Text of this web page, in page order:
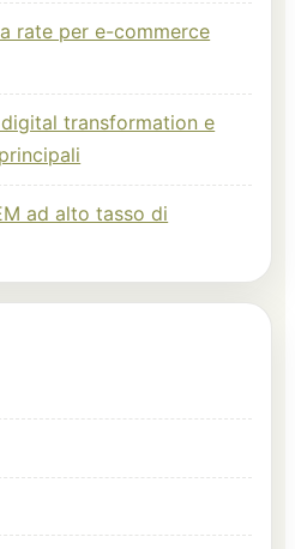
rate per e-commerce
transformation e
ad alto tasso di